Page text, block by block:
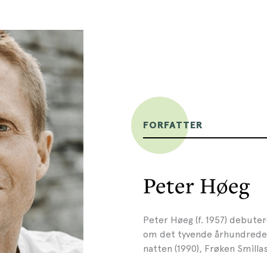
FORFATTER
Peter Høeg
Peter Høeg (f. 1957)
om det tyvende
natten (1990), Frøken